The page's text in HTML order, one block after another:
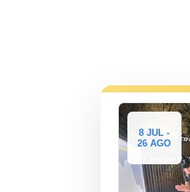
8 JUL -
26 AGO